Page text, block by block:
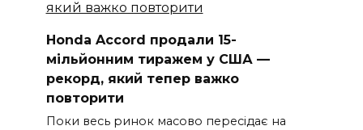
Honda Accord продали 15-
мільйонним тиражем у США —
рекорд, який тепер важко
повторити
Поки весь ринок масово пересідає на